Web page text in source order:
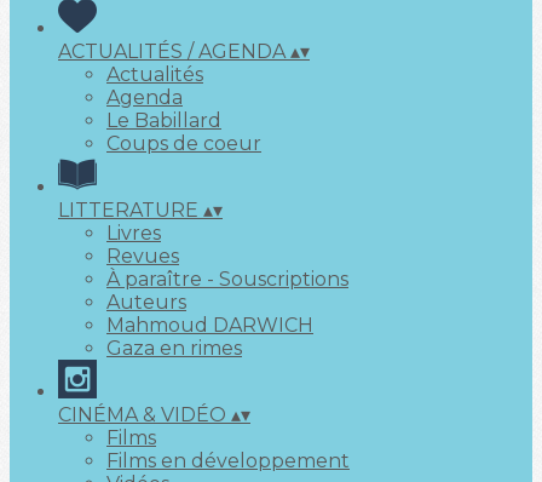
ACTUALITÉS / AGENDA▴▾
Actualités
Agenda
Le Babillard
Coups de coeur
LITTERATURE ▴▾
Livres
Revues
À paraître - Souscriptions
Auteurs
Mahmoud DARWICH
Gaza en rimes
CINÉMA & VIDÉO ▴▾
Films
Films en développement